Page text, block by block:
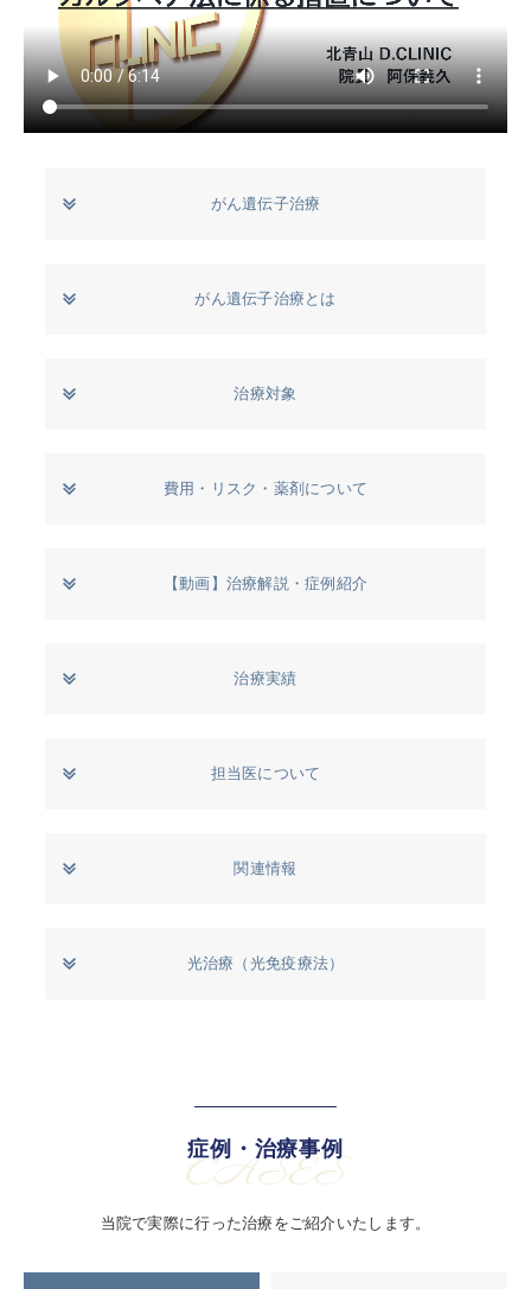
がん遺伝子治療
がん遺伝子治療とは
治療対象
費用・リスク・薬剤について
【動画】治療解説・症例紹介
治療実績
担当医について
関連情報
光治療（光免疫療法）
症例・治療事例
CASES
当院で実際に行った治療をご紹介いたします。